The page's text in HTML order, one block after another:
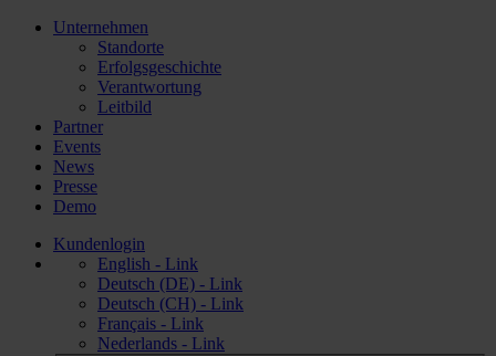
Unternehmen
Standorte
Erfolgsgeschichte
Verantwortung
Leitbild
Partner
Events
News
Presse
Demo
Kundenlogin
English - Link
Deutsch (DE) - Link
Deutsch (CH) - Link
Français - Link
Nederlands - Link